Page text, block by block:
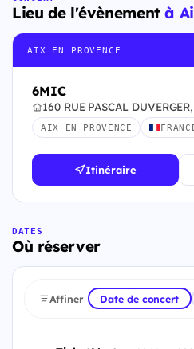
Lieu de l'évènementà
AIX EN PROVENCE
6MIC
160 RUE PASCAL
AIX EN PROVENCE
Itinéraire
DATES
Où réserver
Affiner Date de concert